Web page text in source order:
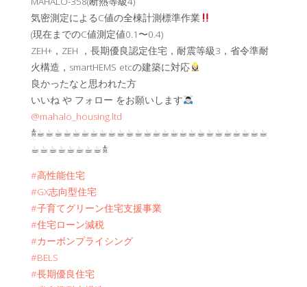
気密測定によるC値の全棟計測標準作業
(現在までのC値測定値0.1〜0.4)
ZEH+，ZEH ，長期優良認定住宅，耐震等級3，省令準耐
火構造，smartHEMS etcの建築に対応
良かったなと思われた方
いいね や フォロー をお願いします
@mahalo_housing.ltd
𖠋☕︎☕︎☕︎☕︎☕︎☕︎☕︎☕︎☕︎☕︎☕︎☕︎☕︎☕︎☕︎☕︎☕︎☕︎☕︎☕︎☕︎☕︎☕︎☕︎☕︎☕︎
☕︎☕︎☕︎☕︎☕︎☕︎☕︎☕︎𖠋
#高性能住宅
#GX志向型住宅
#子育てグリーン住宅支援事業
#住宅ローン減税
#カーボンプライシング
#BELS
#長期優良住宅